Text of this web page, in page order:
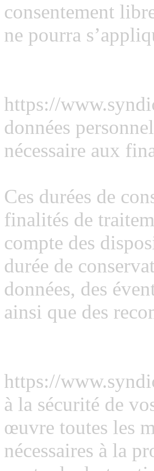
consentement
ne pourra
https://
données
nécessaire aux
Ces durées de
finalités de
compte des
durée de
données, des
ainsi que des
https://
à la sécurité de
œuvre toutes les
nécessaires à la